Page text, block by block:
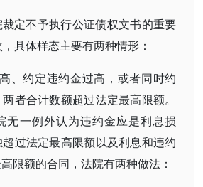
定不予执行公证债权文书的重要
具体样态主要有两种情形：
、约定违约金过高，或者同时约
者合计数额超过法定最高限额。
无一例外认为违约金应是利息损
过法定最高限额以及利息和违约
限额的合同，法院有两种做法：